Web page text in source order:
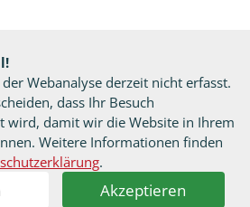
Webanalyse derzeit nicht erfasst.
dass Ihr Besuch
wird, damit wir die Website in Ihrem
Weitere Informationen finden
.
Akzeptieren